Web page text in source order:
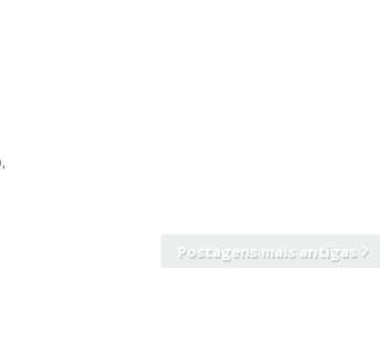
Postagens mais antigas